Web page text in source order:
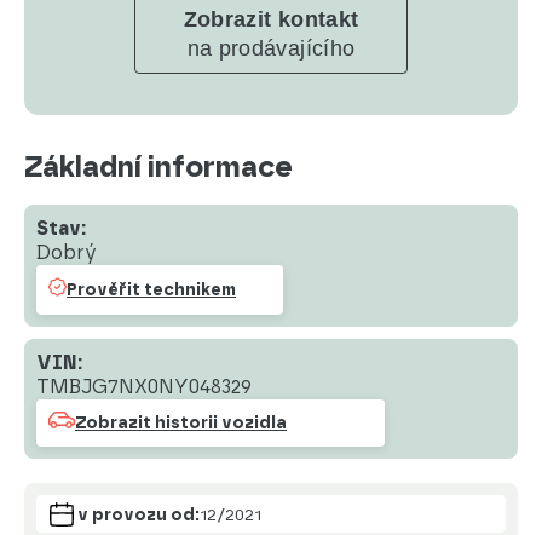
Zobrazit kontakt
na prodávajícího
Základní informace
Stav:
Dobrý
Prověřit technikem
VIN:
TMBJG7NX0NY048329
Zobrazit historii vozidla
v provozu od:12/2021